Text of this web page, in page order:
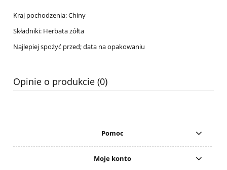
Kraj pochodzenia: Chiny
Składniki: Herbata żółta
Najlepiej spożyć przed; data na opakowaniu
Opinie o produkcie (0)
Pomoc
Moje konto